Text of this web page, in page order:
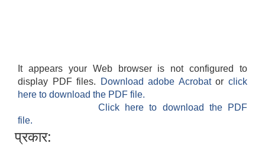
It appears your Web browser is not configured to
display PDF files.
Download adobe Acrobatorclick
here to download the PDF file.
Click here to download the PDF
file.
प्रकार: